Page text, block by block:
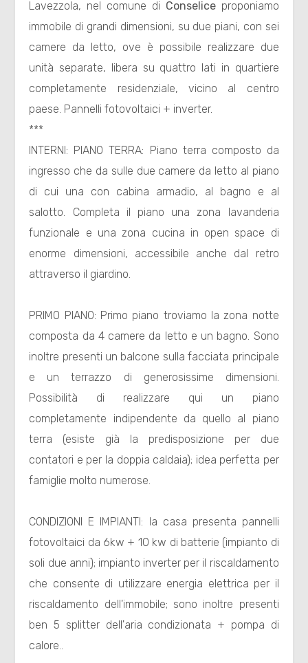
Lavezzola, nel comune di Conseliceproponiamo
immobile di grandi dimensioni, su due piani, con sei
camere da letto, ove è possibile realizzare due
unità separate, libera su quattro lati in quartiere
completamente residenziale, vicino al centro
paese. Pannelli fotovoltaici + inverter.
***
INTERNI: PIANO TERRA: Piano terra composto da
ingresso che da sulle due camere da letto al piano
di cui una con cabina armadio, al bagno e al
salotto. Completa il piano una zona lavanderia
funzionale e una zona cucina in open space di
enorme dimensioni, accessibile anche dal retro
attraverso il giardino.
PRIMO PIANO: Primo piano troviamo la zona notte
composta da 4 camere da letto e un bagno. Sono
inoltre presenti un balcone sulla facciata principale
e un terrazzo di generosissime dimensioni.
Possibilità di realizzare qui un piano
completamente indipendente da quello al piano
terra (esiste già la predisposizione per due
contatori e per la doppia caldaia); idea perfetta per
famiglie molto numerose.
CONDIZIONI E IMPIANTI: la casa presenta pannelli
fotovoltaici da 6kw + 10 kw di batterie (impianto di
soli due anni); impianto inverter per il riscaldamento
che consente di utilizzare energia elettrica per il
riscaldamento dell'immobile; sono inoltre presenti
ben 5 splitter dell'aria condizionata + pompa di
calore..
Residenziali
Commerciali
Terreni
Prezzo
Locali
minimi
Qualsiasi
1
2
3
4